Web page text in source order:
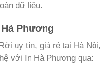
dữ liệu.
Phương
uy tín, giá rẻ tại Hà Nội,
với In Hà Phương qua: